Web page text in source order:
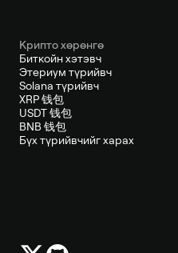
Крипто хөрөнгө
Биткойн хэтэвч
Этериум түрийвч
Solana түрийвч
XRP 钱包
USDT 钱包
BNB 钱包
Бүх түрийвчийг харах